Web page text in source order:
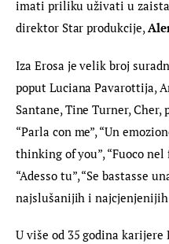
imati priliku uživati u zaista
direktor Star produkcije,
Iza Erosa je velik broj
poput Luciana Pavarottija,
Santane, Tine Turner,
“Parla con me”, “Un
thinking of you”, “Fuoco nel
“Adesso tu”, “Se bastasse
najslušanijih i
U više od 35 godina karijere